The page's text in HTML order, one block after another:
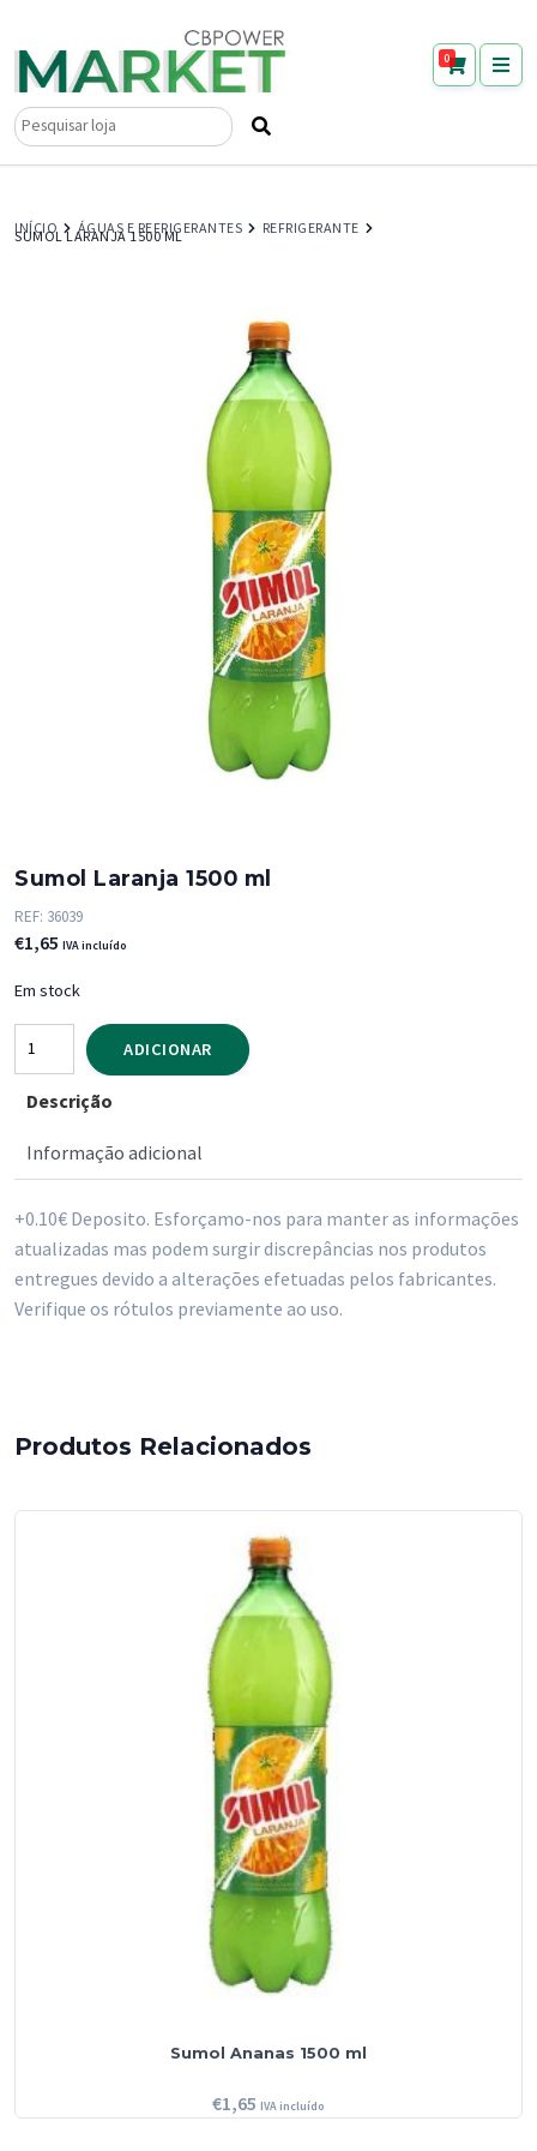
0
Pesquisar
INÍCIO ÁGUAS E REFRIGERANTES REFRIGERANTE
SUMOL LARANJA 1500 ML
Sumol Laranja 1500 ml
REF: 36039
€1,65 IVA incluído
Em stock
Quantidade
de
Sumol
ADICIONAR
Descrição
Informação adicional
+0.10€ Deposito. Esforçamo-nos para manter as informações
atualizadas mas podem surgir discrepâncias nos produtos
entregues devido a alterações efetuadas pelos fabricantes.
Verifique os rótulos previamente ao uso.
Produtos Relacionados
Sumol Ananas 1500 ml
€1,65 IVA incluído